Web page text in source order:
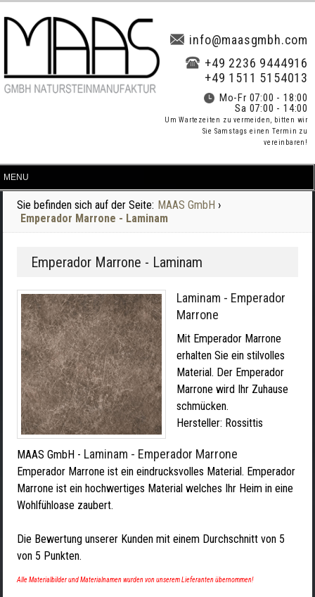
info@maasgmbh.com
+49 2236 9444916
+49 1511 5154013
Mo-Fr 07:00 - 18:00
Sa 07:00 - 14:00
Um Wartezeiten zu vermeiden, bitten wir
Sie Samstags einen Termin zu
vereinbaren!
Sie befinden sich auf der Seite: MAAS GmbH ›
Emperador Marrone - Laminam
Emperador Marrone - Laminam
Laminam - Emperador
Marrone
Mit Emperador Marrone
erhalten Sie ein stilvolles
Material. Der Emperador
Marrone wird Ihr Zuhause
schmücken.
Hersteller: Rossittis
MAAS GmbH - Laminam - Emperador Marrone
Emperador Marrone ist ein eindrucksvolles Material. Emperador
Marrone ist ein hochwertiges Material welches Ihr Heim in eine
Wohlfühloase zaubert.
Die Bewertung unserer Kunden mit einem Durchschnitt von 5
von 5 Punkten.
Alle Materialbilder und Materialnamen wurden von unserem Lieferanten übernommen!